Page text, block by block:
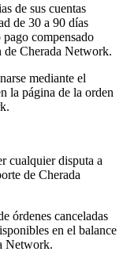
de sus cuentas
de 30 a 90 días
compensado
de Cherada Network.
mediante el
la página de la orden
cualquier disputa a
de Cherada
órdenes canceladas
en el balance
Network.